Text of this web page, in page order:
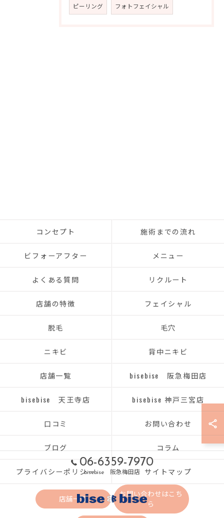
ピーリング フォトフェイシャル
06-6359-7970
bisebise 阪急梅田店
店舗一覧
お問い合わせはこち
ら
コンセプト 施術までの流れ
ビフォーアフター メニュー
よくある質問 リクルート
店舗の特徴 フェイシャル
脱毛 毛穴
ニキビ 背中ニキビ
店舗一覧 bisebise 阪急梅田店
bisebise 天王寺店 bisebise 神戸三宮店
口コミ お問い合わせ
ブログ コラム
プライバシーポリシー サイトマップ